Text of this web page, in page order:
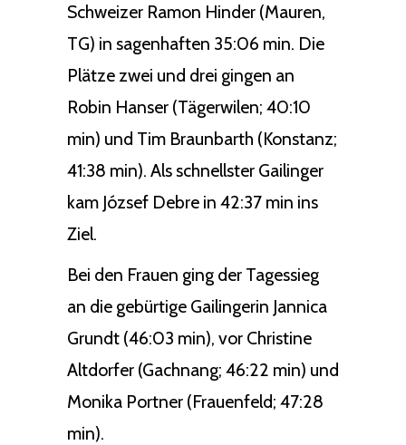
Schweizer Ramon Hinder (Mauren,
TG) in sagenhaften 35:06 min. Die
Plätze zwei und drei gingen an
Robin Hanser (Tägerwilen; 40:10
min) und Tim Braunbarth (Konstanz;
41:38 min). Als schnellster Gailinger
kam József Debre in 42:37 min ins
Ziel.
Bei den Frauen ging der Tagessieg
an die gebürtige Gailingerin Jannica
Grundt (46:03 min), vor Christine
Altdorfer (Gachnang; 46:22 min) und
Monika Portner (Frauenfeld; 47:28
min).